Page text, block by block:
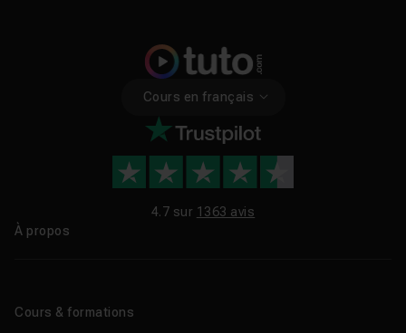
Cours en français
4.7 sur 1363 avis
À propos
Cours & formations